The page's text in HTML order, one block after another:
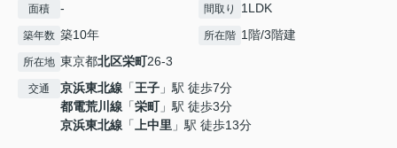
面積 - 間取り 1LDK
築年数 築10年 所在階 1階/3階建
所在地 東京都北区栄町26-3
交通 京浜東北線 「王子 」駅 徒歩7分
都電荒川線 「栄町」駅 徒歩3分
京浜東北線 「 上中里 」駅 徒歩13分